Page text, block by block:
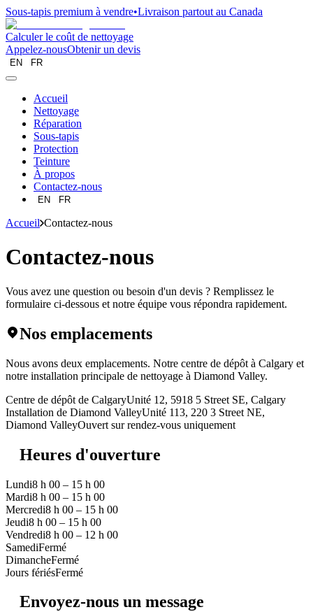
Sous-tapis premium à vendre•Livraison partout au Canada
Calculer le coût de nettoyage
Appelez-nousObtenir un devis
EN FR
Accueil
Nettoyage
Réparation
Sous-tapis
Protection
Teinture
À propos
Contactez-nous
EN FR
Accueil Contactez-nous
Contactez-nous
Vous avez une question ou besoin d'un devis ? Remplissez le
formulaire ci-dessous et notre équipe vous répondra rapidement.
Nos emplacements
Nous avons deux emplacements. Notre centre de dépôt à Calgary et
notre installation principale de nettoyage à Diamond Valley.
Centre de dépôt de CalgaryUnité 12, 5918 5 Street SE, Calgary
Installation de Diamond ValleyUnité 113, 220 3 Street NE,
Diamond ValleyOuvert sur rendez-vous uniquement
Heures d'ouverture
Lundi8 h 00 – 15 h 00
Mardi8 h 00 – 15 h 00
Mercredi8 h 00 – 15 h 00
Jeudi8 h 00 – 15 h 00
Vendredi8 h 00 – 12 h 00
SamediFermé
DimancheFermé
Jours fériésFermé
Envoyez-nous un message